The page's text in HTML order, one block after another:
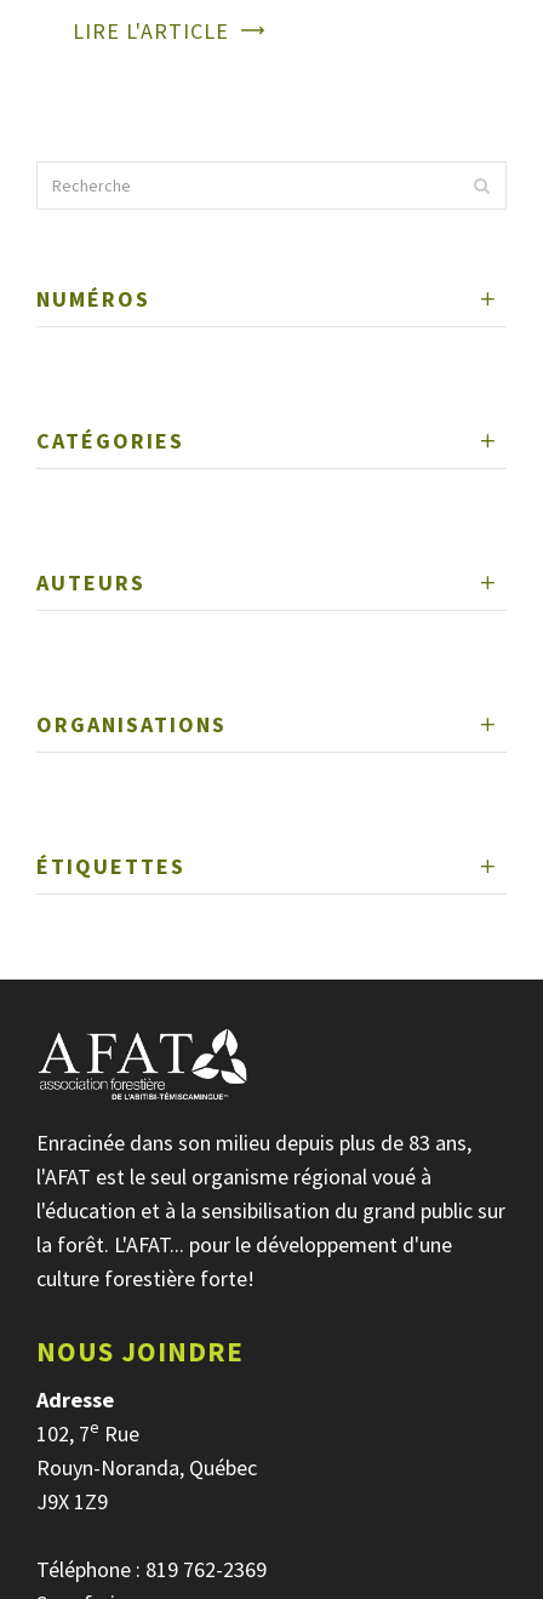
LIRE L'ARTICLE
NUMÉROS
CATÉGORIES
AUTEURS
ORGANISATIONS
ÉTIQUETTES
Enracinée dans son milieu depuis plus de 83 ans,
l'AFAT est le seul organisme régional voué à
l'éducation et à la sensibilisation du grand public sur
la forêt. L'AFAT... pour le développement d'une
culture forestière forte!
NOUS JOINDRE
Adresse
102, 7e Rue
Rouyn-Noranda, Québec
J9X 1Z9
Téléphone : 819 762-2369